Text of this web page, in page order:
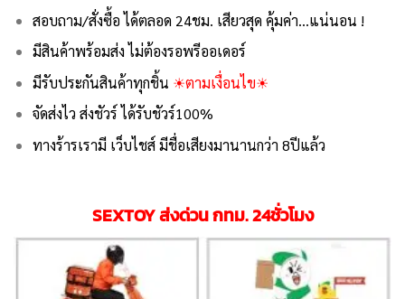
สอบถาม/สั่งซื้อ ได้ตลอด 24ชม. เสียวสุด คุ้มค่า…แน่นอน !
มีสินค้าพร้อมส่ง ไม่ต้องรอพรีออเดอร์
มีรับประกันสินค้าทุกชิ้น ☀ตามเงื่อนไข☀
จัดส่งไว ส่งชัวร์ ได้รับชัวร์100%
ทางร้ารเรามี เว็บไชส์ มีชื่อเสียงมานานกว่า 8ปีแล้ว
SEXTOY ส่งด่วน กทม. 24ชั่วโมง